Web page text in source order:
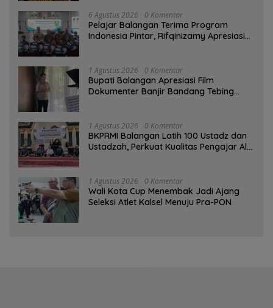
6 Agustus 2026 0 Komentar
Pelajar Balangan Terima Program
Indonesia Pintar, Rifqinizamy Apresiasi
1 Agustus 2026 0 Komentar
Bupati Balangan Apresiasi Film
Dokumenter Banjir Bandang Tebing
1 Agustus 2026 0 Komentar
BKPRMI Balangan Latih 100 Ustadz dan
Ustadzah, Perkuat Kualitas Pengajar Al-
1 Agustus 2026 0 Komentar
Wali Kota Cup Menembak Jadi Ajang
Seleksi Atlet Kalsel Menuju Pra-PON